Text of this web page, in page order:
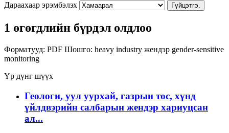
Дараахаар эрэмбэлэх Гүйцэтгэ.
1 өгөгдлийн бүрдэл олдлоо
Форматууд: PDF Шошго: heavy industry жендэр gender-sensitive
monitoring
Үр дүнг шүүх
Геологи, уул уурхай, газрын тос, хүнд
үйлдвэрийн салбарын жендэр хариуцсан
ал...